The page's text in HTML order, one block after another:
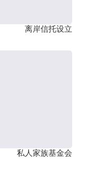
离岸信托设立
私人家族基金会